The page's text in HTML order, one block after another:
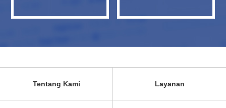
Tentang Kami Layanan